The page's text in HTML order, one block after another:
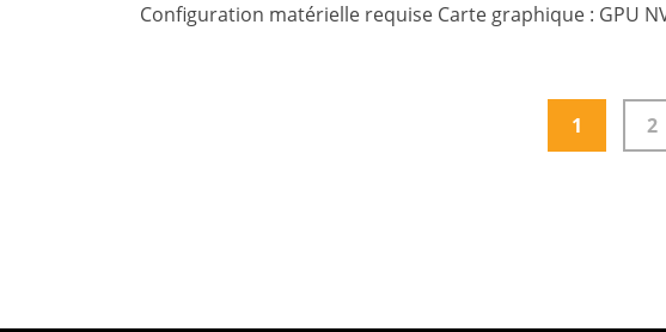
Configuration matérielle requise Carte graphique : GPU
1 2